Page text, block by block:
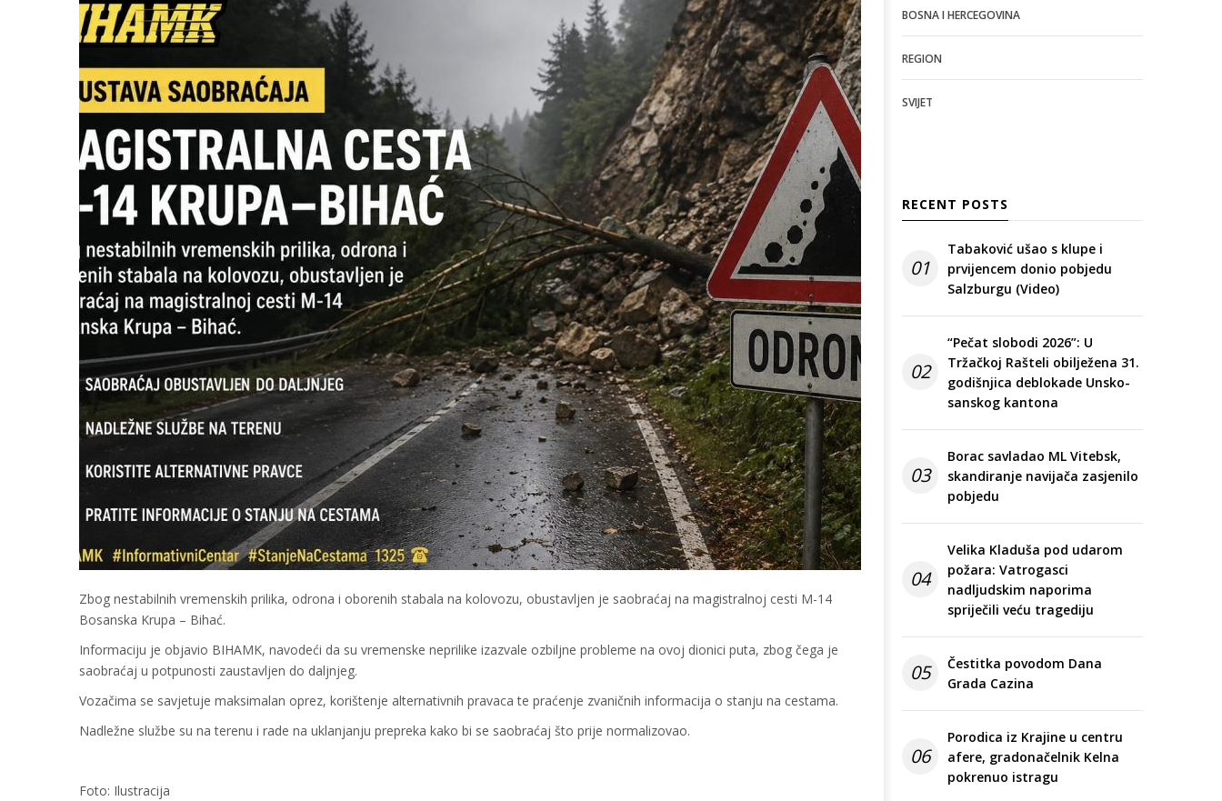
Zbog nestabilnih vremenskih prilika, odrona i oborenih stabala na kolovozu, obustavljen je saobraćaj na magistralnoj cesti M-14
Bosanska Krupa – Bihać.
Informaciju je objavio BIHAMK, navodeći da su vremenske neprilike izazvale ozbiljne probleme na ovoj dionici puta, zbog čega je
saobraćaj u potpunosti zaustavljen do daljnjeg.
Vozačima se savjetuje maksimalan oprez, korištenje alternativnih pravaca te praćenje zvaničnih informacija o stanju na cestama.
Nadležne službe su na terenu i rade na uklanjanju prepreka kako bi se saobraćaj što prije normalizovao.
Foto: Ilustracija
BOSNA I HERCEGOVINA
REGION
SVIJET
RECENT POSTS
01
Tabaković ušao s klupe i
prvijencem donio pobjedu
Salzburgu (Video)
02
“Pečat slobodi 2026”: U
Tržačkoj Rašteli obilježena 31.
godišnjica deblokade Unsko-
sanskog kantona
03
Borac savladao ML Vitebsk,
skandiranje navijača zasjenilo
pobjedu
04
Velika Kladuša pod udarom
požara: Vatrogasci
nadljudskim naporima
spriječili veću tragediju
05
Čestitka povodom Dana
Grada Cazina
06
Porodica iz Krajine u centru
afere, gradonačelnik Kelna
pokrenuo istragu